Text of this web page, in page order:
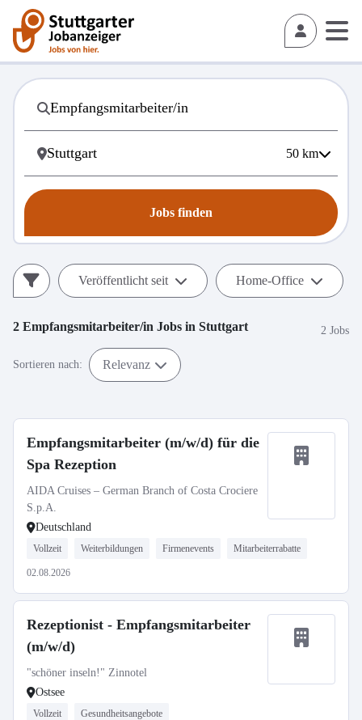
50 km
Jobs finden
Veröffentlicht seit Home-Office
2 Empfangsmitarbeiter/in Jobs in Stuttgart 2 Jobs
Sortieren nach: Relevanz
Empfangsmitarbeiter (m/w/d) für die
Spa Rezeption
AIDA Cruises – German Branch of Costa Crociere
S.p.A.
Deutschland
Vollzeit Weiterbildungen Firmenevents Mitarbeiterrabatte
02.08.2026
Rezeptionist - Empfangsmitarbeiter
(m/w/d)
"schöner inseln!" Zinnotel
Ostsee
Vollzeit Gesundheitsangebote